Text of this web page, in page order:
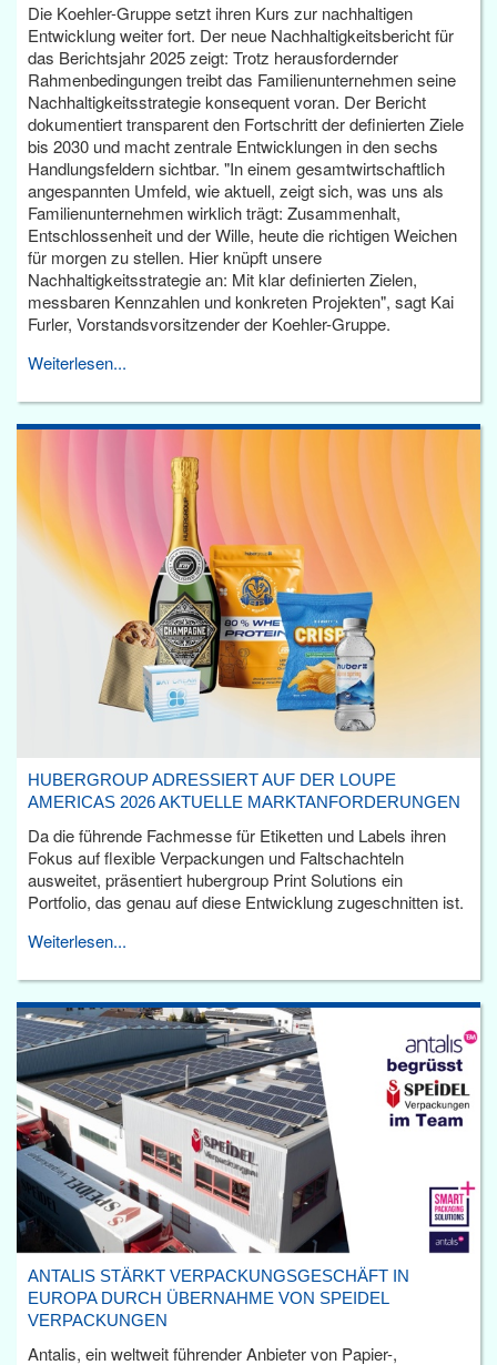
Die Koehler-Gruppe setzt ihren Kurs zur nachhaltigen
Entwicklung weiter fort. Der neue Nachhaltigkeitsbericht für
das Berichtsjahr 2025 zeigt: Trotz herausfordernder
Rahmenbedingungen treibt das Familienunternehmen seine
Nachhaltigkeitsstrategie konsequent voran. Der Bericht
dokumentiert transparent den Fortschritt der definierten Ziele
bis 2030 und macht zentrale Entwicklungen in den sechs
Handlungsfeldern sichtbar. "In einem gesamtwirtschaftlich
angespannten Umfeld, wie aktuell, zeigt sich, was uns als
Familienunternehmen wirklich trägt: Zusammenhalt,
Entschlossenheit und der Wille, heute die richtigen Weichen
für morgen zu stellen. Hier knüpft unsere
Nachhaltigkeitsstrategie an: Mit klar definierten Zielen,
messbaren Kennzahlen und konkreten Projekten", sagt Kai
Furler, Vorstandsvorsitzender der Koehler-Gruppe.
Weiterlesen...
HUBERGROUP ADRESSIERT AUF DER LOUPE
AMERICAS 2026 AKTUELLE MARKTANFORDERUNGEN
Da die führende Fachmesse für Etiketten und Labels ihren
Fokus auf flexible Verpackungen und Faltschachteln
ausweitet, präsentiert hubergroup Print Solutions ein
Portfolio, das genau auf diese Entwicklung zugeschnitten ist.
Weiterlesen...
ANTALIS STÄRKT VERPACKUNGSGESCHÄFT IN
EUROPA DURCH ÜBERNAHME VON SPEIDEL
VERPACKUNGEN
Antalis, ein weltweit führender Anbieter von Papier-,